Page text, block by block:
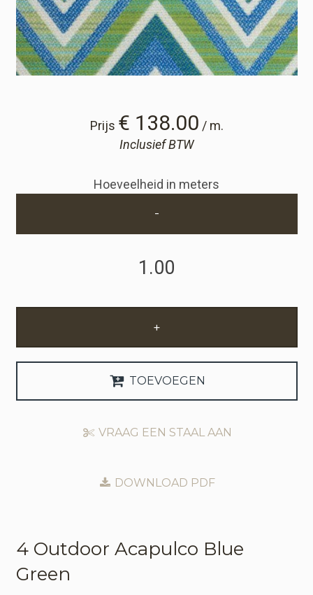
Prijs € 138.00 / m.
Inclusief BTW
Hoeveelheid in meters
-
+
TOEVOEGEN
VRAAG EEN STAAL AAN
DOWNLOAD PDF
4 Outdoor Acapulco Blue
Green
Winkelwagen
Winkelwagen
Staalaanvraag
Zakelijke Account Aanvragen